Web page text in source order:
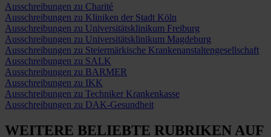
Ausschreibungen zu Charité
Ausschreibungen zu Kliniken der Stadt Köln
Ausschreibungen zu Universitätsklinikum Freiburg
Ausschreibungen zu Universitätsklinikum Magdeburg
Ausschreibungen zu Steiermärkische Krankenanstaltengesellschaft
Ausschreibungen zu SALK
Ausschreibungen zu BARMER
Ausschreibungen zu IKK
Ausschreibungen zu Techniker Krankenkasse
Ausschreibungen zu DAK-Gesundheit
WEITERE BELIEBTE RUBRIKEN AUF